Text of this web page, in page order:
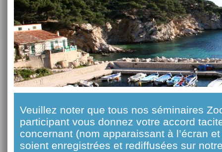
Veuillez noter que tous nos séminaires
participant vous donnez votre accord
concernant (nom apparaissant à l’écran
soient enregistrées et rediffusées sur